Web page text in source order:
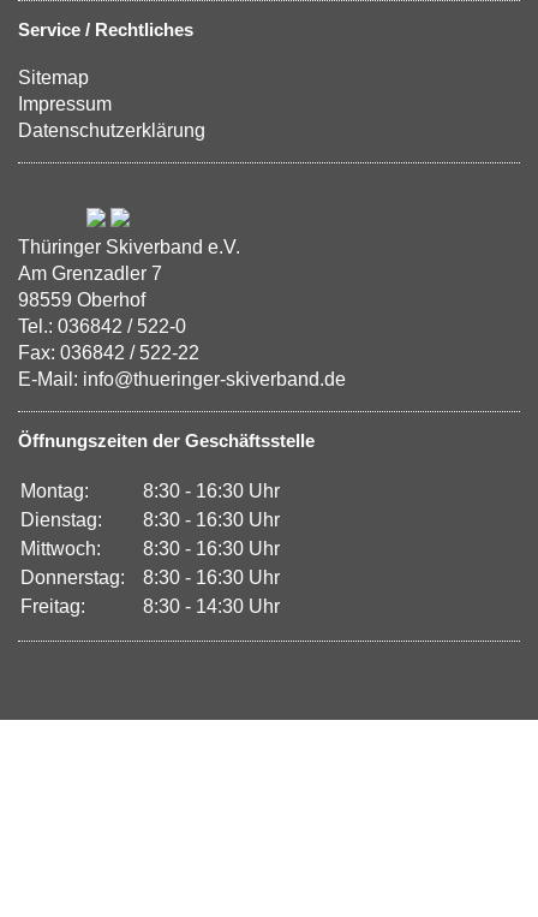
Service / Rechtliches
Sitemap
Impressum
Datenschutzerklärung
Thüringer Skiverband e.V.
Am Grenzadler 7
98559 Oberhof
Tel.: 036842 / 522-0
Fax: 036842 / 522-22
E-Mail: info@thueringer-skiverband.de
Öffnungszeiten der Geschäftsstelle
Montag:
8:30 - 16:30 Uhr
Dienstag:
8:30 - 16:30 Uhr
Mittwoch:
8:30 - 16:30 Uhr
Donnerstag:
8:30 - 16:30 Uhr
Freitag:
8:30 - 14:30 Uhr